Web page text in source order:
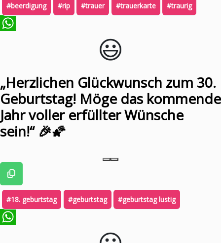
#beerdigung #rip #trauer #trauerkarte #traurig
😃️
„Herzlichen Glückwunsch zum 30.
Geburtstag! Möge das kommende
Jahr voller erfüllter Wünsche
sein!“ 🎉🌠
#18. geburtstag #geburtstag #geburtstag lustig